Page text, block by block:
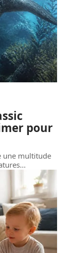
pour
une multitude
…